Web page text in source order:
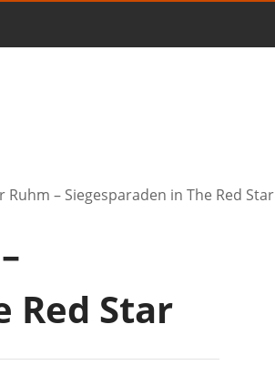
– Siegesparaden in The Red Star
Red Star